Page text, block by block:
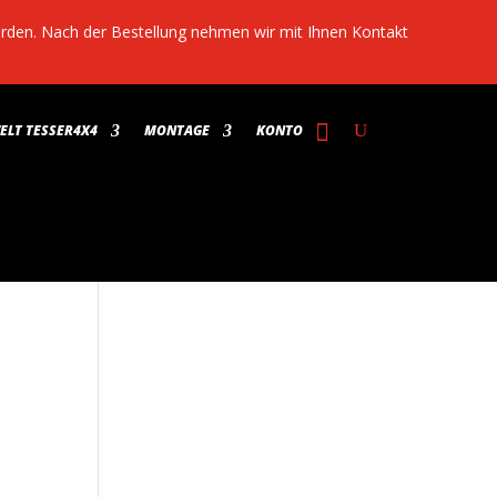
Nach der Bestellung nehmen wir mit Ihnen Kontakt
TESSER4X4 MONTAGE KONTO